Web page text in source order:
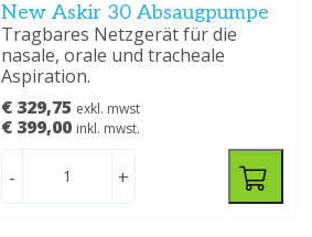
New Askir 30 Absaugpumpe
Tragbares Netzgerät für die
nasale, orale und tracheale
Aspiration.
€ 329,75 exkl. mwst
€ 399,00 inkl. mwst.
- +